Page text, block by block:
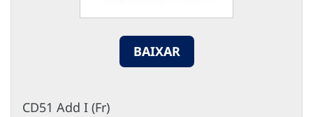
BAIXAR
CD51 Add I (Fr)